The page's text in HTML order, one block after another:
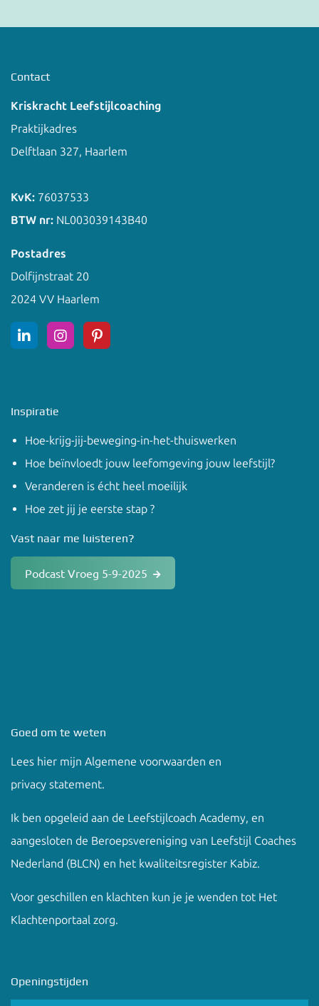
Contact
Kriskracht Leefstijlcoaching
Praktijkadres
Delftlaan 327, Haarlem
KvK: 76037533
BTW nr: NL003039143B40
Postadres
Dolfijnstraat 20
2024 VV Haarlem
Inspiratie
Hoe-krijg-jij-beweging-in-het-thuiswerken
Hoe beïnvloedt jouw leefomgeving jouw leefstijl?
Veranderen is écht heel moeilijk
Hoe zet jij je eerste stap ?
Vast naar me luisteren?
Podcast Vroeg 5-9-2025
Goed om te weten
Lees hier mijn Algemene voorwaarden en
privacy statement.
Ik ben opgeleid aan de Leefstijlcoach Academy, en
aangesloten de Beroepsvereniging van Leefstijl Coaches
Nederland (BLCN) en het kwaliteitsregister Kabiz.
Voor geschillen en klachten kun je je wenden tot Het
Klachtenportaal zorg.
Openingstijden